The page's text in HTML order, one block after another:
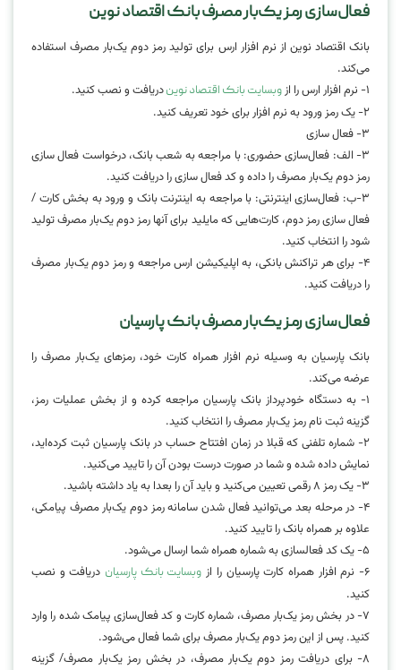
فعال‌سازی رمز یک‌بار مصرف بانک اقتصاد نوین
بانک اقتصاد نوین از نرم افزار ارس برای تولید رمز دوم یک‌بار مصرف استفاده
می‌کند.
۱- نرم افزار ارس را از
وبسایت بانک اقتصاد نویندریافت و نصب کنید.
۲- یک رمز ورود به نرم افزار برای خود تعریف کنید.
۳- فعال سازی
۳- الف: فعال‌سازی حضوری: با مراجعه به شعب بانک، درخواست فعال سازی
رمز دوم یک‌بار مصرف را داده و کد فعال سازی را دریافت کنید.
۳-ب: فعال‌سازی اینترنتی: با مراجعه به اینترنت بانک و ورود به بخش کارت /
فعال سازی رمز دوم، کارت‌هایی که مایلید برای آنها رمز دوم یک‌بار مصرف تولید
شود را انتخاب کنید.
۴- برای هر تراکنش بانکی، به اپلیکیشن ارس مراجعه و رمز دوم یک‌بار مصرف
را دریافت کنید.
فعال‌سازی رمز یک‌بار مصرف بانک پارسیان
بانک پارسیان به وسیله نرم افزار همراه کارت خود، رمزهای یک‌بار مصرف را
عرضه می‌کند.
۱- به دستگاه خودپرداز بانک پارسیان مراجعه کرده و از بخش عملیات رمز،
گزینه ثبت نام رمز یک‌بار مصرف را انتخاب کنید.
۲- شماره تلفنی که قبلا در زمان افتتاح حساب در بانک پارسیان ثبت کرده‌اید،
نمایش داده شده و شما در صورت درست بودن آن را تایید می‌کنید.
۳- یک رمز ۸ رقمی تعیین می‌کنید و باید آن را بعدا به یاد داشته باشید.
۴- در مرحله بعد می‌توانید فعال شدن سامانه رمز دوم یک‌بار مصرف پیامکی،
علاوه بر همراه بانک را تایید کنید.
۵- یک کد فعالسازی به شماره همراه شما ارسال می‌شود.
۶- نرم افزار همراه کارت پارسیان را از
وبسایت بانک پارسیان دریافت و نصب
کنید.
۷- در بخش رمز یک‌بار مصرف، شماره کارت و کد فعال‌سازی پیامک شده را وارد
کنید. پس از این رمز دوم یک‌بار مصرف برای شما فعال می‌شود.
۸- برای دریافت رمز دوم یک‌بار مصرف، در بخش رمز یک‌بار مصرف/ گزینه